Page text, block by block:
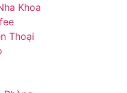
Khoa
Thoại